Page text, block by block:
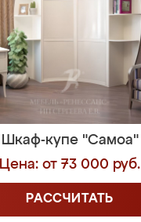
Шкаф-купе "Самоа"
Цена: от 73 000 руб.
РАССЧИТАТЬ